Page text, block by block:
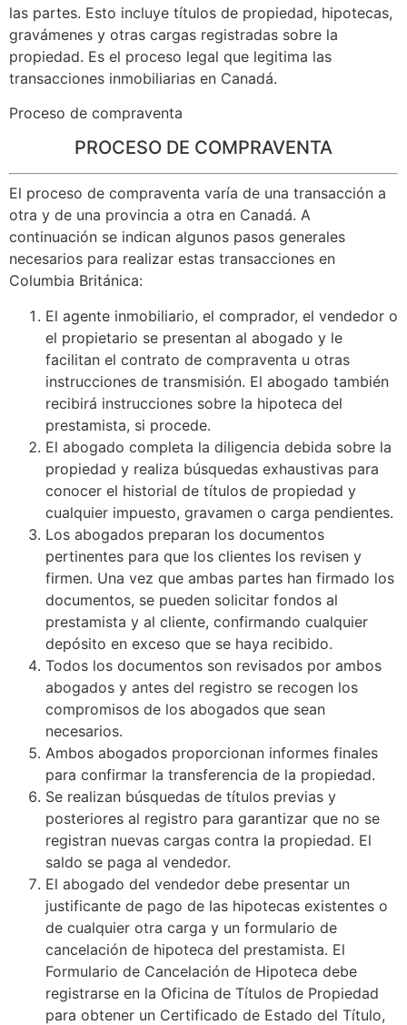
las partes. Esto incluye títulos de propiedad, hipotecas,
gravámenes y otras cargas registradas sobre la
propiedad. Es el proceso legal que legitima las
transacciones inmobiliarias en Canadá.
Proceso de compraventa
PROCESO DE COMPRAVENTA
El proceso de compraventa varía de una transacción a
otra y de una provincia a otra en Canadá. A
continuación se indican algunos pasos generales
necesarios para realizar estas transacciones en
Columbia Británica:
El agente inmobiliario, el comprador, el vendedor o
el propietario se presentan al abogado y le
facilitan el contrato de compraventa u otras
instrucciones de transmisión. El abogado también
recibirá instrucciones sobre la hipoteca del
prestamista, si procede.
El abogado completa la diligencia debida sobre la
propiedad y realiza búsquedas exhaustivas para
conocer el historial de títulos de propiedad y
cualquier impuesto, gravamen o carga pendientes.
Los abogados preparan los documentos
pertinentes para que los clientes los revisen y
firmen. Una vez que ambas partes han firmado los
documentos, se pueden solicitar fondos al
prestamista y al cliente, confirmando cualquier
depósito en exceso que se haya recibido.
Todos los documentos son revisados por ambos
abogados y antes del registro se recogen los
compromisos de los abogados que sean
necesarios.
Ambos abogados proporcionan informes finales
para confirmar la transferencia de la propiedad.
Se realizan búsquedas de títulos previas y
posteriores al registro para garantizar que no se
registran nuevas cargas contra la propiedad. El
saldo se paga al vendedor.
El abogado del vendedor debe presentar un
justificante de pago de las hipotecas existentes o
de cualquier otra carga y un formulario de
cancelación de hipoteca del prestamista. El
Formulario de Cancelación de Hipoteca debe
registrarse en la Oficina de Títulos de Propiedad
para obtener un Certificado de Estado del Título,